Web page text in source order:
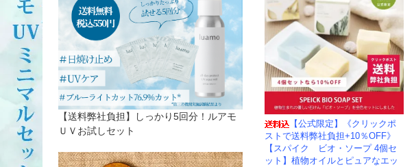
【公式限定】《クリックポ
ストで送料弊社負担+10％OFF》
【スパイク ビオ・ソープ 4個セ
ット】植物オイルとピュアなエッ
【送料弊社負担】しっかり5回分！ルアモ
ＵＶお試しセット